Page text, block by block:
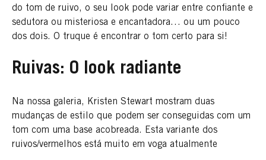
do tom de ruivo, o seu look pode variar entre confiante e
sedutora ou misteriosa e encantadora… ou um pouco
dos dois. O truque é encontrar o tom certo para si!
Ruivas: O look radiante
Na nossa galeria, Kristen Stewart mostram duas
mudanças de estilo que podem ser conseguidas com um
tom com uma base acobreada. Esta variante dos
ruivos/vermelhos está muito em voga atualmente